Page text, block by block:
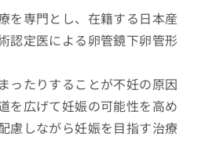
を専門とし、在籍する日本産
認定医による卵管鏡下卵管形
ったりすることが不妊の原因
を広げて妊娠の可能性を高め
慮しながら妊娠を目指す治療